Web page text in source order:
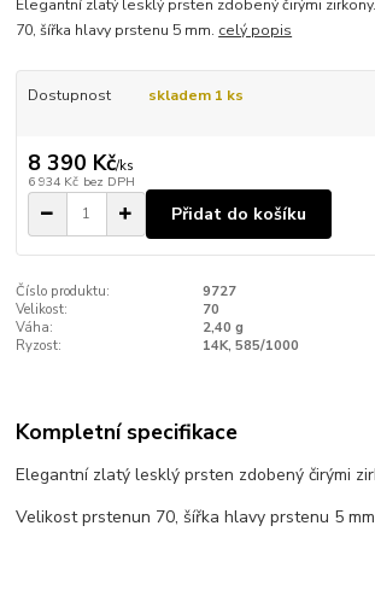
Elegantní zlatý lesklý prsten zdobený čirými
70, šířka hlavy prstenu 5 mm. celý popis
Dostupnost skladem 1 ks
8 390 Kč/ks
6 934 Kč bez DPH
Přidat do košíku
Číslo produktu:
9727
Velikost:
70
Váha:
2,40 g
Ryzost:
14K, 585/1000
Kompletní specifikace
Elegantní zlatý lesklý prsten zdobený čirými
Velikost prstenun 70, šířka hlavy prstenu 5